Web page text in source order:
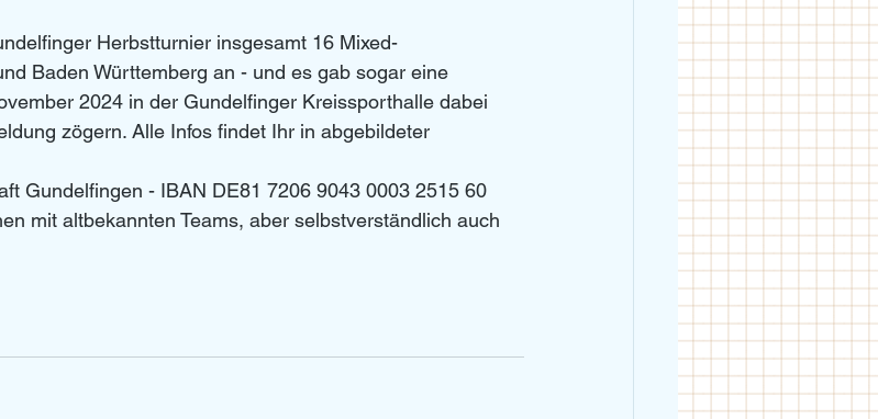
Herbstturnier insgesamt 16 Mixed-
Baden Württemberg an - und es gab sogar eine
2024 in der Gundelfinger Kreissporthalle dabei
zögern. Alle Infos findet Ihr in abgebildeter
Gundelfingen - IBAN DE81 7206 9043 0003 2515 60
mit altbekannten Teams, aber selbstverständlich auch